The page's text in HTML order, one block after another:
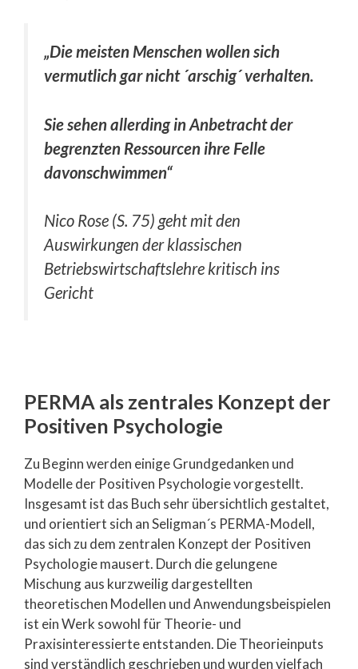
„Die meisten Menschen wollen sich
vermutlich gar nicht ´arschig´ verhalten.
Sie sehen allerding in Anbetracht der
begrenzten Ressourcen ihre Felle
davonschwimmen“
Nico Rose (S. 75) geht mit den
Auswirkungen der klassischen
Betriebswirtschaftslehre kritisch ins
Gericht
PERMA als zentrales Konzept der
Positiven Psychologie
Zu Beginn werden einige Grundgedanken und
Modelle der Positiven Psychologie vorgestellt.
Insgesamt ist das Buch sehr übersichtlich gestaltet,
und orientiert sich an Seligman´s PERMA-Modell,
das sich zu dem zentralen Konzept der Positiven
Psychologie mausert. Durch die gelungene
Mischung aus kurzweilig dargestellten
theoretischen Modellen und Anwendungsbeispielen
ist ein Werk sowohl für Theorie- und
Praxisinteressierte entstanden. Die Theorieinputs
sind verständlich geschrieben und wurden vielfach